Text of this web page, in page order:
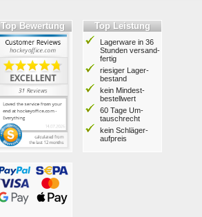
Top Bewertung Top Leistung
Lagerware in 36
Stunden ver­sand­
fertig
riesiger Lager­
bestand
kein Mindest­
bestell­wert
60 Tage Um­
tausch­recht
kein Schläger­
aufpreis